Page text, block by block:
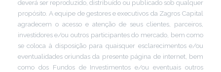
deverá ser reproduzido, distribuído ou publicado sob qualquer
propósito. A equipe de gestores e executivos da Zagros Capital
agradecem o acesso e atenção de seus clientes, parceiros,
investidores e/ou outros participantes do mercado, bem como
se coloca à disposição para quaisquer esclarecimentos e/ou
eventualidades oriundas da presente página de internet, bem
como dos Fundos de Investimentos e/ou eventuais outros